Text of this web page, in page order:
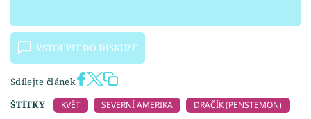
VSTOUPIT DO DISKUZE
Sdílejte článek
ŠTÍTKY
KVĚT SEVERNÍ AMERIKA
DRAČÍK (PENSTEMON)